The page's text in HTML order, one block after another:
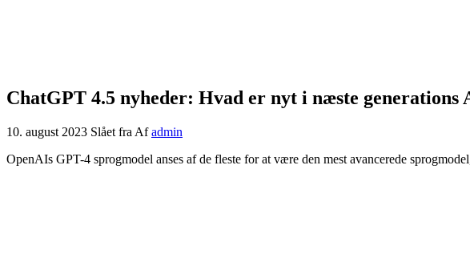
ChatGPT 4.5 nyheder: Hvad er nyt i næste generations
10. august 2023 Slået fra Af admin
OpenAIs GPT-4 sprogmodel anses af de fleste for at være den mest avancerede